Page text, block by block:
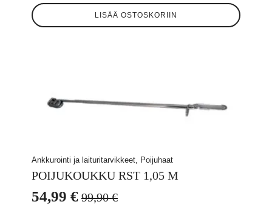
LISÄÄ OSTOSKORIIN
Ankkurointi ja laituritarvikkeet, Poijuhaat
POIJUKOUKKU RST 1,05 M
99,90€
Alkuperäinen
54,99 €
Nykyinen